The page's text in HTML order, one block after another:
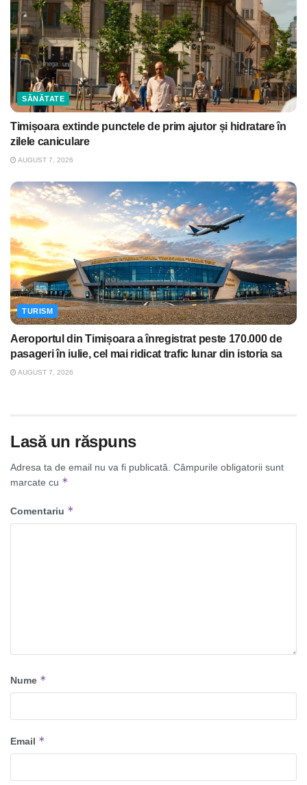
SĂNĂTATE
Timișoara extinde punctele de prim ajutor și hidratare în
zilele caniculare
AUGUST 7, 2026
TURISM
Aeroportul din Timișoara a înregistrat peste 170.000 de
pasageri în iulie, cel mai ridicat trafic lunar din istoria sa
AUGUST 7, 2026
Lasă un răspuns
Adresa ta de email nu va fi publicată. Câmpurile obligatorii sunt
marcate cu *
Comentariu *
Nume *
Email *